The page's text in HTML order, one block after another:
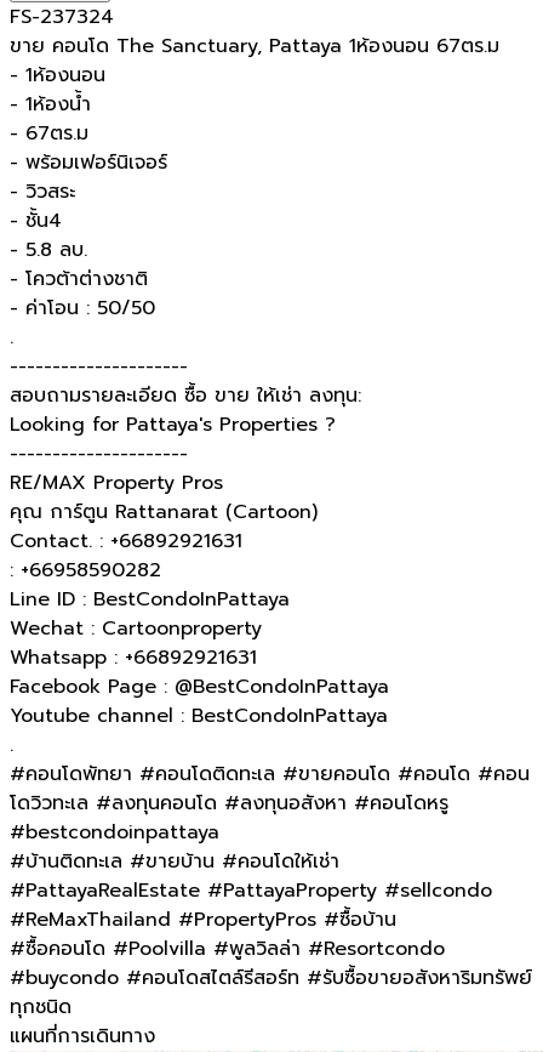
FS-237324
ขาย คอนโด The Sanctuary, Pattaya 1ห้องนอน 67ตร.ม
- 1ห้องนอน
- 1ห้องน้ำ
- 67ตร.ม
- พร้อมเฟอร์นิเจอร์
- วิวสระ
- ชั้น4
- 5.8 ลบ.
- โควต้าต่างชาติ
- ค่าโอน : 50/50
.
---------------------
สอบถามรายละเอียด ซื้อ ขาย ให้เช่า ลงทุน:
Looking for Pattaya's Properties ?
---------------------
RE/MAX Property Pros
คุณ การ์ตูน Rattanarat (Cartoon)
Contact. : +66892921631
: +66958590282
Line ID : BestCondoInPattaya
Wechat : Cartoonproperty
Whatsapp : +66892921631
Facebook Page : @BestCondoInPattaya
Youtube channel : BestCondoInPattaya
.
#คอนโดพัทยา #คอนโดติดทะเล #ขายคอนโด #คอนโด #คอน
โดวิวทะเล #ลงทุนคอนโด #ลงทุนอสังหา #คอนโดหรู
#bestcondoinpattaya
#บ้านติดทะเล​ #ขายบ้าน #คอนโดให้เช่า
#PattayaRealEstate #PattayaProperty #sellcondo
#ReMaxThailand #PropertyPros #ซื้อบ้าน
#ซื้อคอนโด #Poolvilla #พูลวิลล่า #Resortcondo
#buycondo #คอนโดสไตล์รีสอร์ท #รับซื้อขายอสังหาริมทรัพย์
ทุกชนิด
แผนที่การเดินทาง